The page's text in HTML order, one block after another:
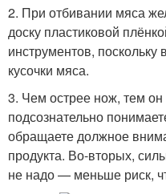
2. При отбивании мяса
доску пластиковой
инструментов, поскольку
кусочки мяса.
3. Чем острее нож, тем
подсознательно
обращаете должное
продукта. Во-вторых,
не надо — меньше риск,